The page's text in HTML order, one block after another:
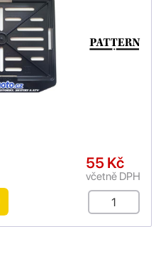
55 Kč
včetně DPH